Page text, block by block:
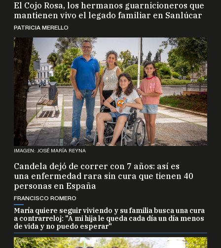
El Cojo Rosa, los hermanos guarnicioneros que
mantienen vivo el legado familiar en Sanlúcar
PATRICIA MERELLO
IMAGEN: JOSÉ MARÍA REYNA
Candela dejó de correr con 7 años: así es
una enfermedad rara sin cura que tienen 40
personas en España
FRANCISCO ROMERO
María quiere seguir viviendo y su familia busca una cura
a contrarreloj: "A mi hija le queda cada día un día menos
de vida y no puedo esperar"